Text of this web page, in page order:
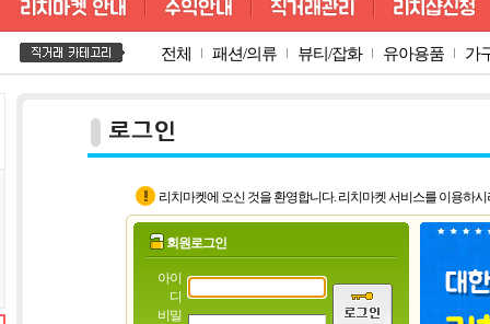
전체 패션/의류 뷰티/잡화 유아용품 가
리치마켓에 오신 것을 환영합니다. 리치마켓 서비스를 이용하
회원로그인
아이
디
비밀